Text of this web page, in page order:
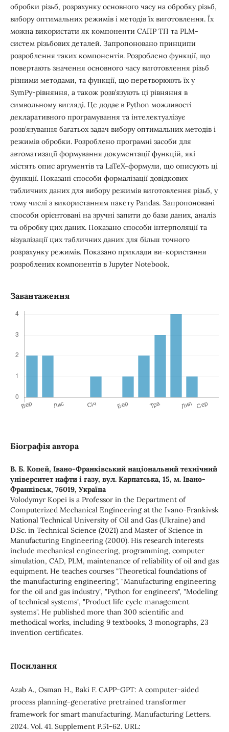
обробки різьб, розрахунку основного часу на обробку різьб,
вибору оптимальних режимів і методів їх виготовлення. Їх
можна використати як компоненти САПР ТП та PLM-
систем різьбових деталей. Запропоновано принципи
розроблення таких компонентів. Розроблено функції, що
повертають значення основного часу виготовлення різьб
різними методами, та функції, що перетворюють їх у
SymPy-рівняння, а також розв’язують ці рівняння в
символьному вигляді. Це додає в Python можливості
декларативного програмування та інтелектуалізує
розв’язування багатьох задач вибору оптимальних методів і
режимів обробки. Розроблено програмні засоби для
автоматизації формування документації функцій, які
містять опис аргументів та LaTeX-формули, що описують ці
функції. Показані способи формалізації довідкових
табличних даних для вибору режимів виготовлення різьб, у
тому числі з використанням пакету Pandas. Запропоновані
способи орієнтовані на зручні запити до бази даних, аналіз
та обробку цих даних. Показано способи інтерполяції та
візуалізації цих табличних даних для більш точного
розрахунку режимів. Показано приклади ви-користання
розроблених компонентів в Jupyter Notebook.
Завантаження
Біографія автора
В. Б. Копей, Івано-Франківський національний технічний
університет нафти і газу, вул. Карпатська, 15, м. Івано-
Франківськ, 76019, Україна
Volodymyr Kopei is a Professor in the Department of
Computerized Mechanical Engineering at the Ivano-Frankivsk
National Technical University of Oil and Gas (Ukraine) and
D.Sc. in Technical Science (2021) and Master of Science in
Manufacturing Engineering (2000). His research interests
include mechanical engineering, programming, computer
simulation, CAD, PLM, maintenance of reliability of oil and gas
equipment. He teaches courses "Theoretical foundations of
the manufacturing engineering", "Manufacturing engineering
for the oil and gas industry", "Python for engineers", "Modeling
of technical systems", "Product life cycle management
systems". He published more than 300 scientific and
methodical works, including 9 textbooks, 3 monographs, 23
invention certificates.
Посилання
Azab A., Osman H., Baki F. CAPP-GPT: A computer-aided
process planning-generative pretrained transformer
framework for smart manufacturing. Manufacturing Letters.
2024. Vol. 41. Supplement P.51-62. URL: